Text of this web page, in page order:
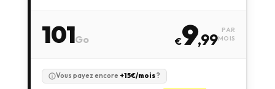
101Go €9,99
PAR
MOIS
Vous payez encore +15€/mois?